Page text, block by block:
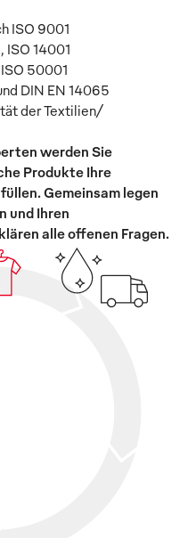
ISO 9001
ISO 14001
50001
DIN EN 14065
der Textilien/
werden Sie
Produkte Ihre
Gemeinsam legen
und Ihren
alle offenen Fragen.